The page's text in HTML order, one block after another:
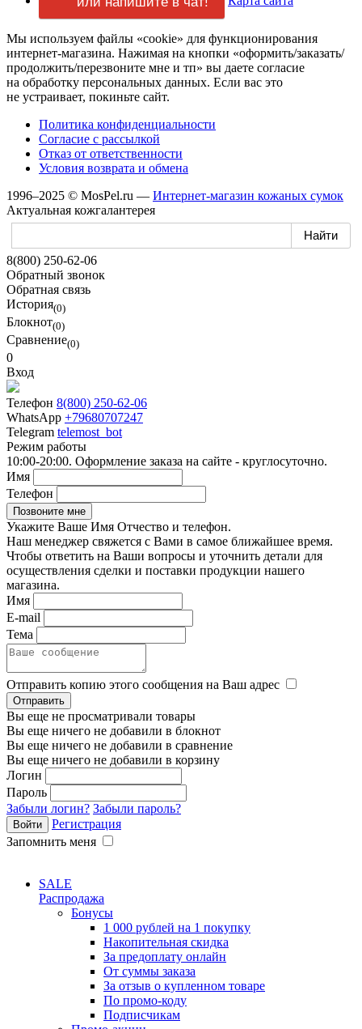
Мы используем файлы «cookie» для функционирования
интернет-магазина. Нажимая на кнопки «оформить/заказать/
продолжить/перезвоните мне и тп» вы даете согласие
на обработку персональных данных. Если вас это
не устраивает, покиньте сайт.
Политика конфиденциальности
Согласие с рассылкой
Отказ от ответственности
Условия возврата и обмена
1996–2025 © MosPel.ru — Интернет-магазин кожаных сумок
Актуальная кожгалантерея
8(800) 250-62-06
Обратный звонок
Обратная связь
История(0)
Блокнот(0)
Сравнение(0)
0
Вход
Телефон 8(800) 250-62-06
WhatsApp +79680707247
Telegram telemost_bot
Режим работы
10:00-20:00. Оформление заказа на сайте - круглосуточно.
Имя
Телефон
Укажите Ваше Имя Отчество и телефон.
Наш менеджер свяжется с Вами в самое ближайшее время.
Чтобы ответить на Ваши вопросы и уточнить детали для
осуществления сделки и поставки продукции нашего
магазина.
Имя
E-mail
Тема
Отправить копию этого сообщения на Ваш адрес
Вы еще не просматривали товары
Вы еще ничего не добавили в блокнот
Вы еще ничего не добавили в сравнение
Вы еще ничего не добавили в корзину
Логин
Пароль
Забыли логин? Забыли пароль?
Регистрация
Запомнить меня
SALE
Распродажа
Бонусы
1 000 рублей на 1 покупку
Накопительная скидка
За предоплату онлайн
От суммы заказа
За отзыв о купленном товаре
По промо-коду
Подписчикам